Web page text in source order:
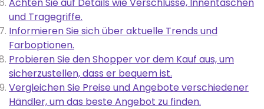
und Tragegriffe.
Informieren Sie sich über aktuelle Trends und
Farboptionen.
Probieren Sie den Shopper vor dem Kauf aus, um
sicherzustellen, dass er bequem ist.
Vergleichen Sie Preise und Angebote verschiedener
Händler, um das beste Angebot zu finden.